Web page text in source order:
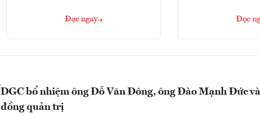
Đọc ngay Đọc
DGC bổ nhiệm ông Đỗ Văn Đông, ông Đào Mạnh Đức
đồng quản trị